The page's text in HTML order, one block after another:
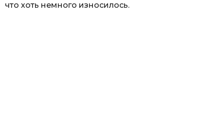
что хоть немного износилось.